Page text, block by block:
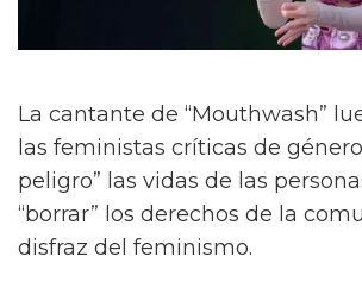
La cantante de “Mouthwash”
las feministas críticas de
peligro” las vidas de las
“borrar” los derechos de la
disfraz del feminismo.